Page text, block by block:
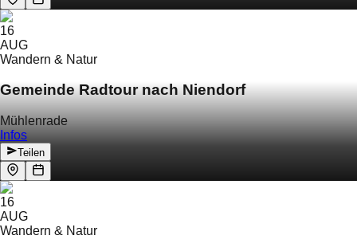
16
AUG
Wandern & Natur
Gemeinde Radtour nach Niendorf
Mühlenrade
Infos
Teilen
16
AUG
Wandern & Natur